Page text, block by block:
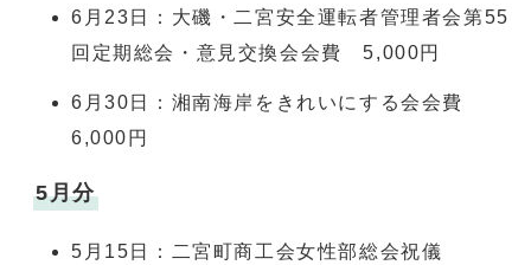
6月23日：大磯・二宮安全運転者管理者会第55
回定期総会・意見交換会会費 5,000円
6月30日：湘南海岸をきれいにする会会費
6,000円
5月分
5月15日：二宮町商工会女性部総会祝儀